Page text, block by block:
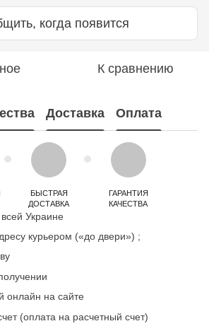
когда появится
К сравнению
Доставка Оплата
БЫСТРАЯ
ДОСТАВКА
ГАРАНТИЯ
КАЧЕСТВА
Украине
курьером («до двери») ;
онлайн на сайте
(оплата на расчетный счет)